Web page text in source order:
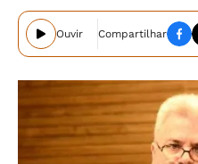
Ouvir Compartilhar